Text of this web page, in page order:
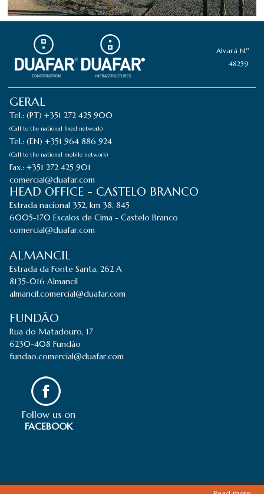
Alvará N.º
48259
GERAL
Tel.: (PT) +351 272 425 900
(Call to the national fixed network)
Tel.: (EN) +351 964 886 924
(Call to the national mobile network)
Fax.: +351 272 425 901
comercial@duafar.com
HEAD OFFICE - CASTELO BRANCO
Estrada nacional 352, km 38, 845
6005-170 Escalos de Cima - Castelo Branco
comercial@duafar.com
ALMANCIL
Estrada da Fonte Santa, 262 A
8135-016 Almancil
almancil.comercial@duafar.com
FUNDÃO
Rua do Matadouro, 17
6230-408 Fundão
fundao.comercial@duafar.com
Follow us on
FACEBOOK